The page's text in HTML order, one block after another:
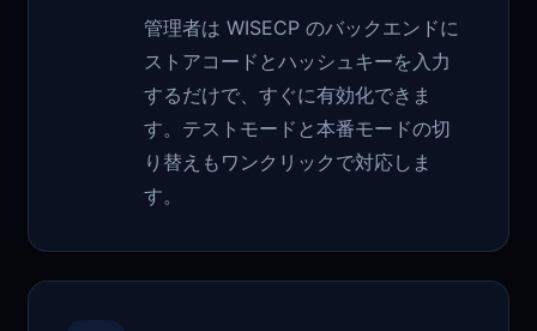
管理者は WISECP のバックエンドに
ストアコードとハッシュキーを入力
するだけで、すぐに有効化できま
す。テストモードと本番モードの切
り替えもワンクリックで対応しま
す。